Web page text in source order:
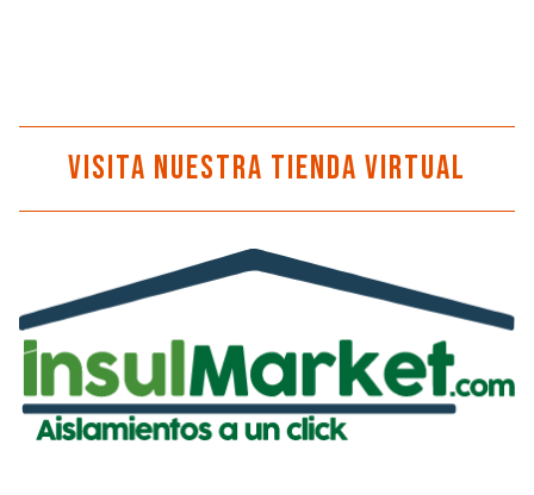
Visita nuestra tienda virtual